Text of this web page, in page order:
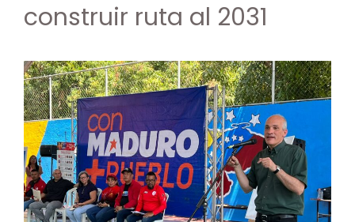
construir ruta al 2031